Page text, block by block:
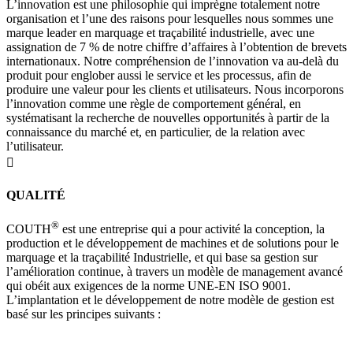
L’innovation est une philosophie qui imprègne totalement notre
organisation et l’une des raisons pour lesquelles nous sommes une
marque leader en marquage et traçabilité industrielle, avec une
assignation de 7 % de notre chiffre d’affaires à l’obtention de brevets
internationaux. Notre compréhension de l’innovation va au-delà du
produit pour englober aussi le service et les processus, afin de
produire une valeur pour les clients et utilisateurs. Nous incorporons
l’innovation comme une règle de comportement général, en
systématisant la recherche de nouvelles opportunités à partir de la
connaissance du marché et, en particulier, de la relation avec
l’utilisateur.

QUALITÉ
COUTH® est une entreprise qui a pour activité la conception, la
production et le développement de machines et de solutions pour le
marquage et la traçabilité Industrielle, et qui base sa gestion sur
l’amélioration continue, à travers un modèle de management avancé
qui obéit aux exigences de la norme UNE-EN ISO 9001.
L’implantation et le développement de notre modèle de gestion est
basé sur les principes suivants :